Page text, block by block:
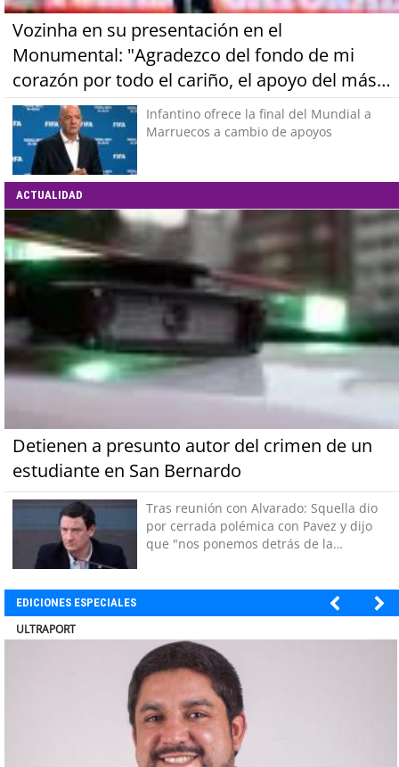
Vozinha en su presentación en el
Monumental: "Agradezco del fondo de mi
corazón por todo el cariño, el apoyo del más
grande de Chile"Infantino ofrece la final del Mundial a
Marruecos a cambio de apoyos
ACTUALIDAD
Detienen a presunto autor del crimen de un
estudiante en San Bernardo
Tras reunión con Alvarado: Squella dio
por cerrada polémica con Pavez y dijo
que "nos ponemos detrás de la
EDICIONES ESPECIALES
ULTRAPORT